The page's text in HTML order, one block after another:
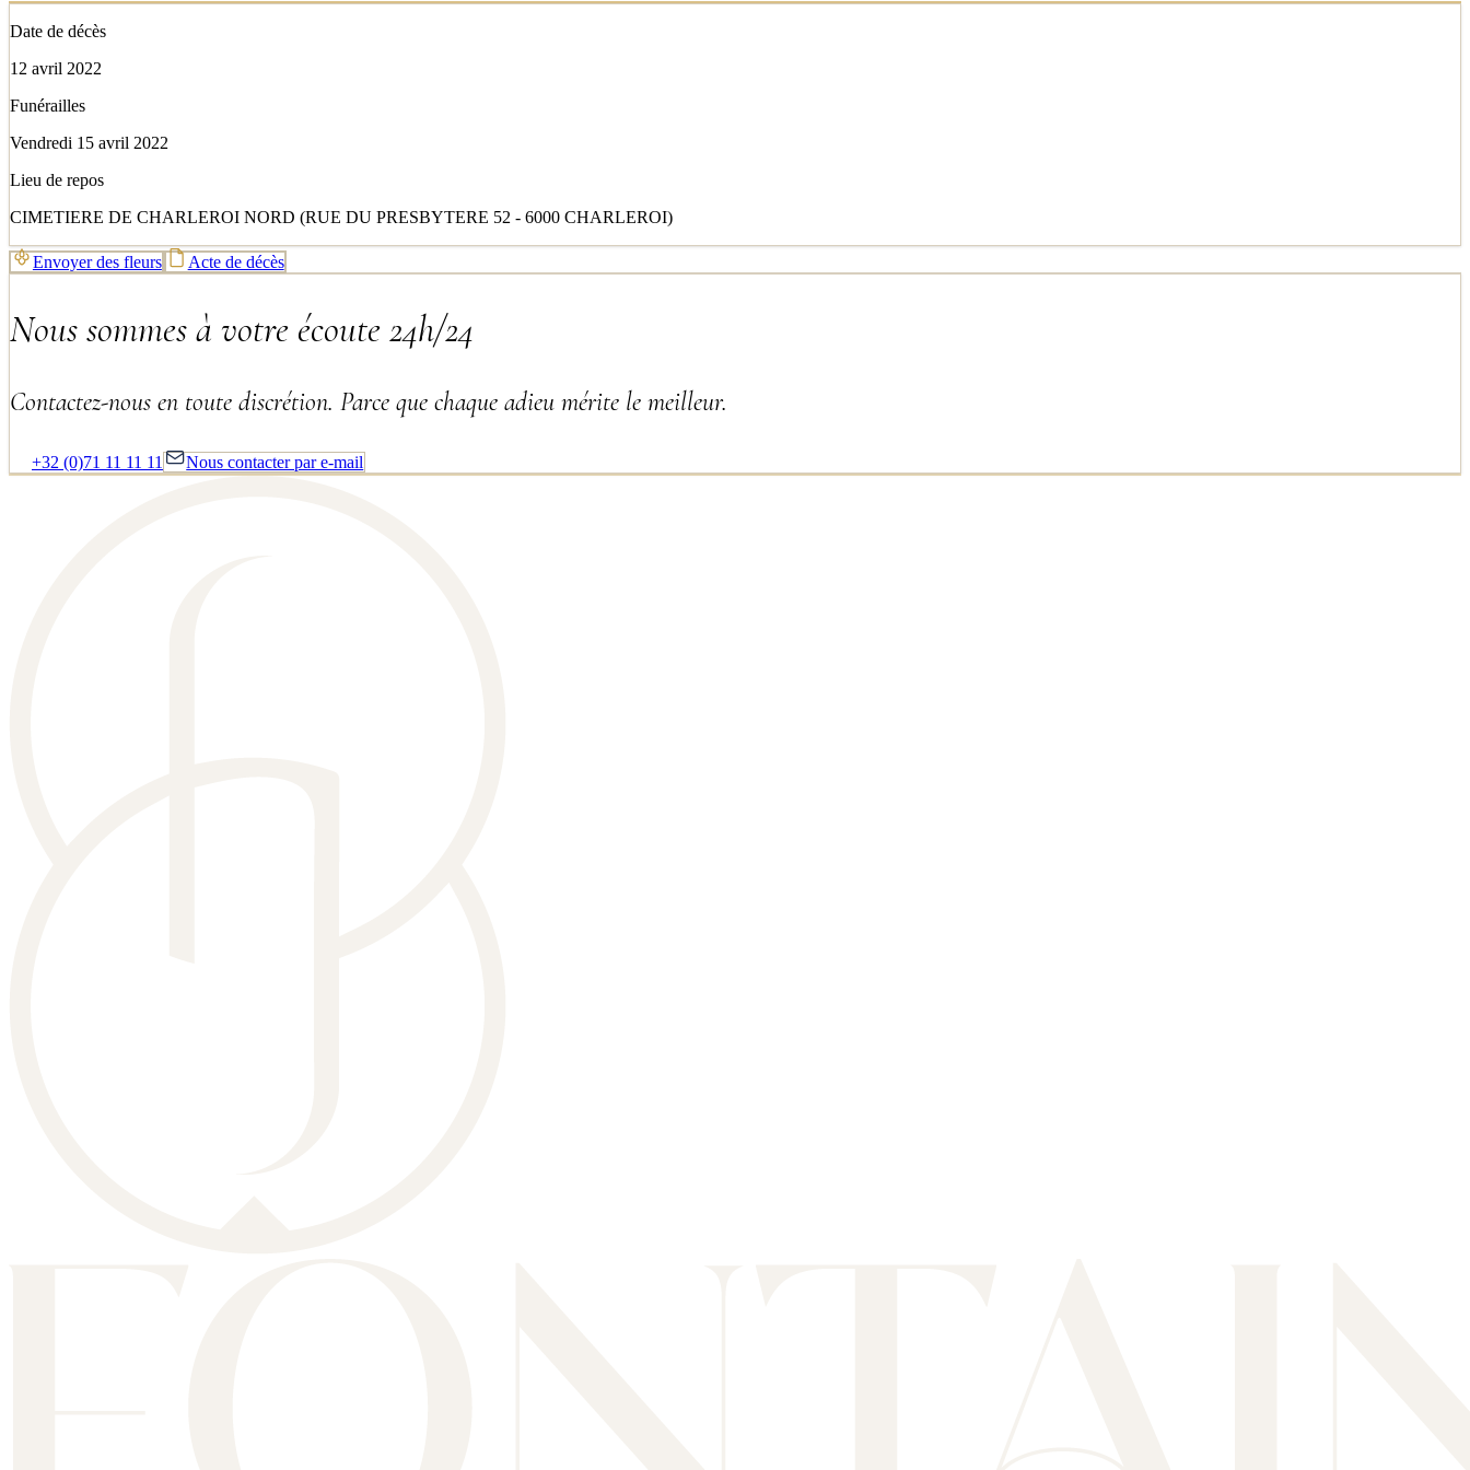
Date de décès
12 avril 2022
Funérailles
Vendredi 15 avril 2022
Lieu de repos
CIMETIERE DE CHARLEROI NORD (RUE DU PRESBYTERE 52 - 6000 CHARLEROI)
Envoyer des fleurs Acte de décès
Nous sommes à votre écoute 24h/24
Contactez-nous en toute discrétion. Parce que chaque adieu mérite le meilleur.
+32 (0)71 11 11 11 Nous contacter par e-mail